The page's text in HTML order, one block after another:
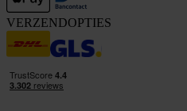
VERZENDOPTIES